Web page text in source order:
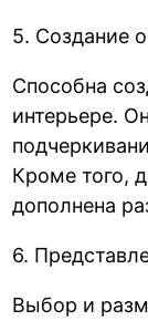
5. Создание
Способна
интерьере.
Кроме того,
дополнена
6.
Выбор и